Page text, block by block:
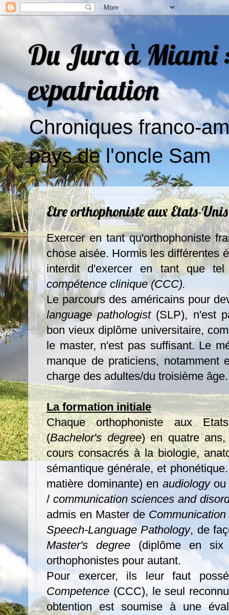
Du Jura à Miami
expatriation
Chroniques franco-
pays de l'oncle Sam
Etre orthophoniste aux Etats-Unis
Exercer en tant qu'orthophoniste
chose aisée. Hormis les différentes
interdit d'exercer en tant que
compétence clinique (CCC).
Le parcours des américains pour
language pathologist(SLP), n'est
bon vieux diplôme universitaire,
le master, n'est pas suffisant. Le
manque de praticiens,
charge des adultes/du troisième âge.
La formation initiale
Chaque orthophoniste aux
(Bachelor's degree) en quatre
cours consacrés à la biologie,
sémantique générale, et
matière dominante) en audiology
/ communication sciences and
admis en Master de
Speech-Language Pathology, de
Master's degree (diplôme en
orthophonistes pour autant.
Pour exercer, ils leur faut
Competence (CCC), le seul
obtention est soumise à une